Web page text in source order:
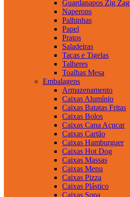
Guardanapos Zig Zag
Naperons
Palhinhas
Papel
Pratos
Saladeiras
Taças e Tigelas
Talheres
Toalhas Mesa
Embalagens
Armazenamento
Caixas Alumínio
Caixas Batatas Fritas
Caixas Bolos
Caixas Cana Açucar
Caixas Cartão
Caixas Hamburguer
Caixas Hot Dog
Caixas Massas
Caixas Menu
Caixas Pizza
Caixas Plástico
Caixas Sopa